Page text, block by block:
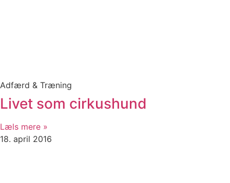
Adfærd & Træning
Livet som cirkushund
Læls mere »
18. april 2016